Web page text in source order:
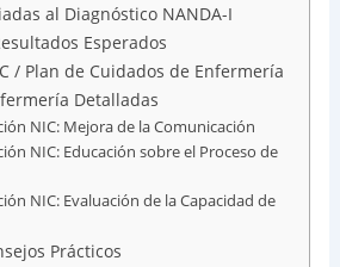
al Diagnóstico NANDA-I
Esperados
/ Plan de Cuidados de Enfermería
Detalladas
NIC: Mejora de la Comunicación
NIC: Educación sobre el Proceso de
NIC: Evaluación de la Capacidad de
Prácticos